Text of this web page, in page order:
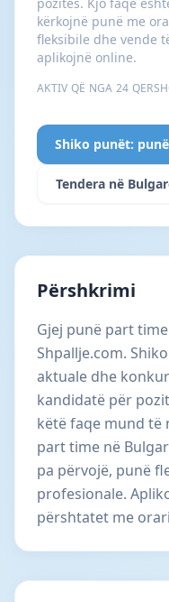
kërkojnë punë me
fleksibile dhe vende
aplikojnë online.
AKTIV QË NGA 24
Shiko punët:
Tendera në
Përshkrimi
Gjej punë part
Shpallje.com.
aktuale dhe
kandidatë për
këtë faqe mund të
part time në
pa përvojë, punë
profesionale.
përshtatet me